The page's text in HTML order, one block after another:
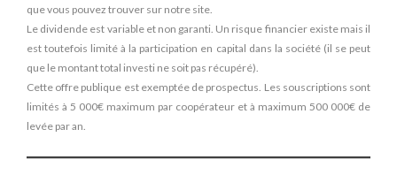
que vous pouvez trouver sur notre site.
Le dividende est variable et non garanti. Un risque financier existe mais il
est toutefois limité à la participation en capital dans la société (il se peut
que le montant total investi ne soit pas récupéré).
Cette offre publique est exemptée de prospectus. Les souscriptions sont
limités à 5 000€ maximum par coopérateur et à maximum 500 000€ de
levée par an.